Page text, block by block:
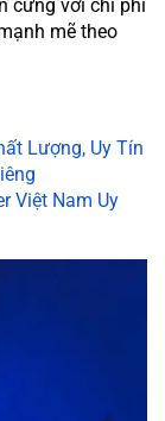
cứng với chi phí
mẽ theo
Lượng, Uy Tín
Việt Nam Uy